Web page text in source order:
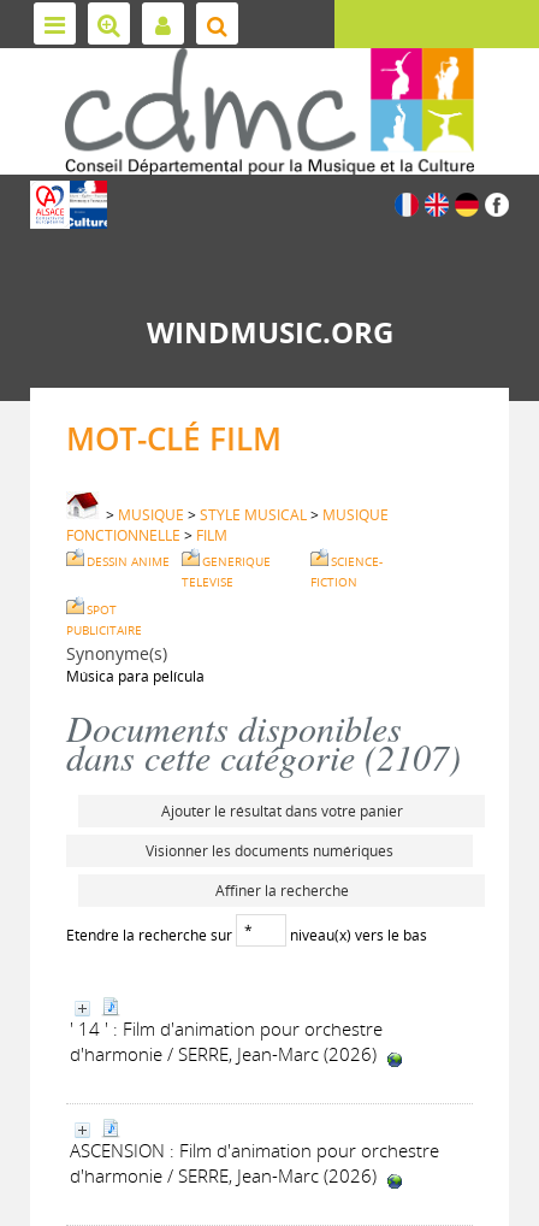
WINDMUSIC.ORG
MOT-CLÉ FILM
> MUSIQUE >STYLE MUSICAL> MUSIQUE
FONCTIONNELLE > FILM
DESSIN ANIME
GENERIQUE
TELEVISE
SCIENCE-
FICTION
SPOT
PUBLICITAIRE
Synonyme(s)
Música para película
Documents disponibles
dans cette catégorie (2107)
Ajouter le résultat dans votre panier
Visionner les documents numériques
Affiner la recherche
Etendre la recherche sur niveau(x) vers le bas
' 14 ' : Film d'animation pour orchestre
d'harmonie / SERRE, Jean-Marc (2026)
ASCENSION : Film d'animation pour orchestre
d'harmonie / SERRE, Jean-Marc (2026)